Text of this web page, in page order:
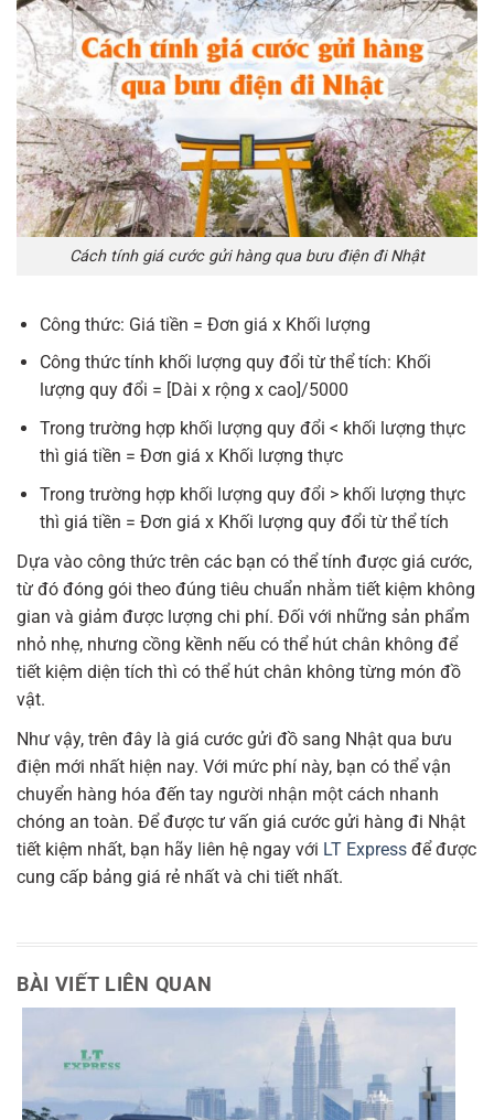
Cách tính giá cước gửi hàng qua bưu điện đi Nhật
Công thức: Giá tiền = Đơn giá x Khối lượng
Công thức tính khối lượng quy đổi từ thể tích: Khối
lượng quy đổi = [Dài x rộng x cao]/5000
Trong trường hợp khối lượng quy đổi < khối lượng thực
thì giá tiền = Đơn giá x Khối lượng thực
Trong trường hợp khối lượng quy đổi > khối lượng thực
thì giá tiền = Đơn giá x Khối lượng quy đổi từ thể tích
Dựa vào công thức trên các bạn có thể tính được giá cước,
từ đó đóng gói theo đúng tiêu chuẩn nhằm tiết kiệm không
gian và giảm được lượng chi phí. Đối với những sản phẩm
nhỏ nhẹ, nhưng cồng kềnh nếu có thể hút chân không để
tiết kiệm diện tích thì có thể hút chân không từng món đồ
vật.
Như vậy, trên đây là giá cước gửi đồ sang Nhật qua bưu
điện mới nhất hiện nay. Với mức phí này, bạn có thể vận
chuyển hàng hóa đến tay người nhận một cách nhanh
chóng an toàn. Để được tư vấn giá cước gửi hàng đi Nhật
tiết kiệm nhất, bạn hãy liên hệ ngay với LT Express để được
cung cấp bảng giá rẻ nhất và chi tiết nhất.
BÀI VIẾT LIÊN QUAN